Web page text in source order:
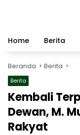
Home
Berita
Beranda Berita
Berita
Kembali
Dewan, M.
Rakyat